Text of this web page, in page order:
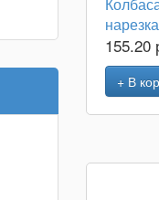
155.20
+ В